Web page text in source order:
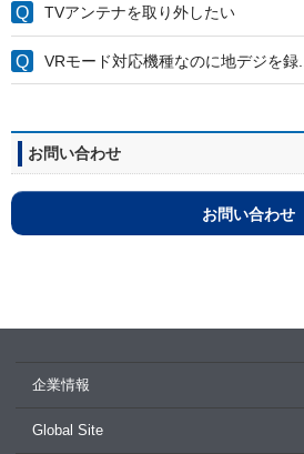
TVアンテナを取り外したい
VRモード対応機種なのに地デジを録...
お問い合わせ
お問い合わせ
企業情報
Global Site